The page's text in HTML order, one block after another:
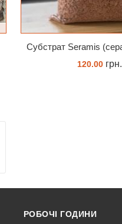
120.00грн.
РОБОЧІ ГОДИНИ